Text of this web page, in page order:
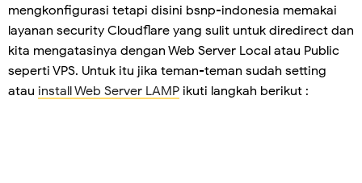
mengkonfigurasi tetapi disini bsnp-indonesia memakai
layanan security Cloudflare yang sulit untuk diredirect dan
kita mengatasinya dengan Web Server Local atau Public
seperti VPS. Untuk itu jika teman-teman sudah setting
atau install Web Server LAMP ikuti langkah berikut :